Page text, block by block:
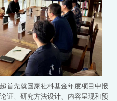
首先就国家社科基金年度项目申报
证、研究方法设计、内容呈现和预